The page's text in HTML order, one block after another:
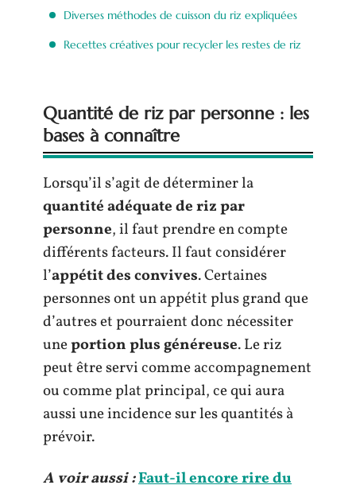
Diverses méthodes de cuisson du riz expliquées
Recettes créatives pour recycler les restes de riz
Quantité de riz par personne : les
bases à connaître
Lorsqu’il s’agit de déterminer la
quantité adéquate de riz par
personne, il faut prendre en compte
différents facteurs. Il faut considérer
l’appétit des convives. Certaines
personnes ont un appétit plus grand que
d’autres et pourraient donc nécessiter
uneportion plus généreuse. Le riz
peut être servi comme accompagnement
ou comme plat principal, ce qui aura
aussi une incidence sur les quantités à
prévoir.
A voir aussi :Faut-il encore rire du